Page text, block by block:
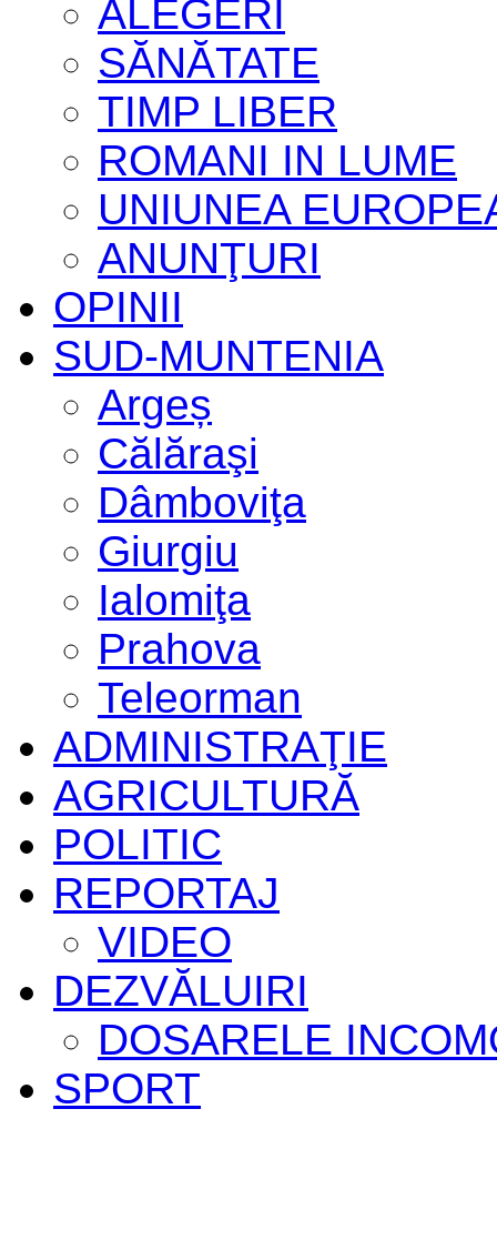
ALEGERI
SĂNĂTATE
TIMP LIBER
ROMANI IN LUME
UNIUNEA
ANUNŢURI
OPINII
SUD-MUNTENIA
Argeș
Călăraşi
Dâmboviţa
Giurgiu
Ialomiţa
Prahova
Teleorman
ADMINISTRAŢIE
AGRICULTURĂ
POLITIC
REPORTAJ
VIDEO
DEZVĂLUIRI
DOSARELE
SPORT